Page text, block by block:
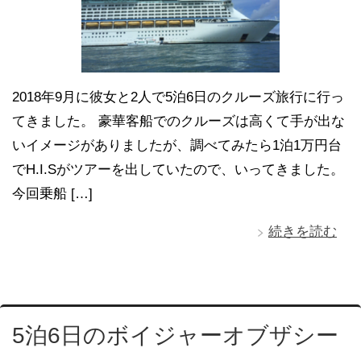
2018年9月に彼女と2人で5泊6日のクルーズ旅行に行っ
てきました。 豪華客船でのクルーズは高くて手が出な
いイメージがありましたが、調べてみたら1泊1万円台
でH.I.Sがツアーを出していたので、いってきました。
今回乗船 […]
続きを読む
5泊6日のボイジャーオブザシー